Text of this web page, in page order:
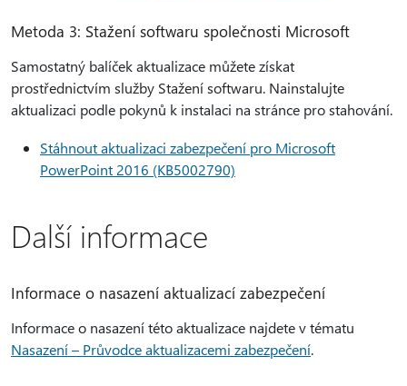
Metoda 3: Stažení softwaru společnosti Microsoft
Samostatný balíček aktualizace můžete získat
prostřednictvím služby Stažení softwaru. Nainstalujte
aktualizaci podle pokynů k instalaci na stránce pro stahování.
Stáhnout aktualizaci zabezpečení pro Microsoft
PowerPoint 2016 (KB5002790)
Další informace
Informace o nasazení aktualizací zabezpečení
Informace o nasazení této aktualizace najdete v tématu
Nasazení – Průvodce aktualizacemi zabezpečení.